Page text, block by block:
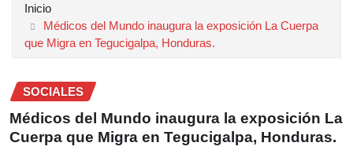
Inicio
Médicos del Mundo inaugura la exposición La Cuerpa
que Migra en Tegucigalpa, Honduras.
SOCIALES
Médicos del Mundo inaugura la exposición La
Cuerpa que Migra en Tegucigalpa, Honduras.